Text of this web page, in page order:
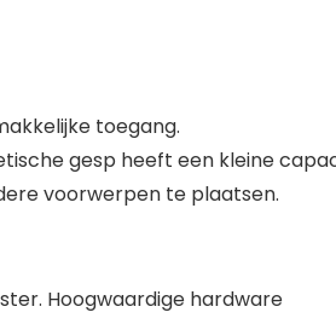
toegang.
gesp heeft een kleine
voorwerpen te plaatsen.
Hoogwaardige hardware